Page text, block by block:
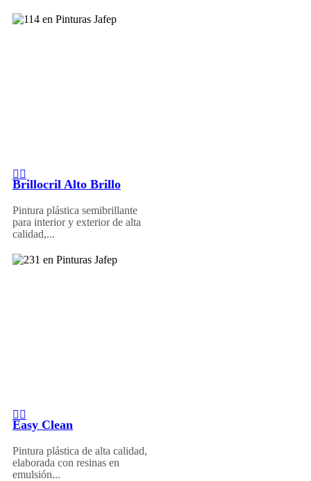
Brillocril Alto Brillo
Pintura plástica semibrillante
para interior y exterior de alta
calidad,...
Easy Clean
Pintura plástica de alta calidad,
elaborada con resinas en
emulsión...